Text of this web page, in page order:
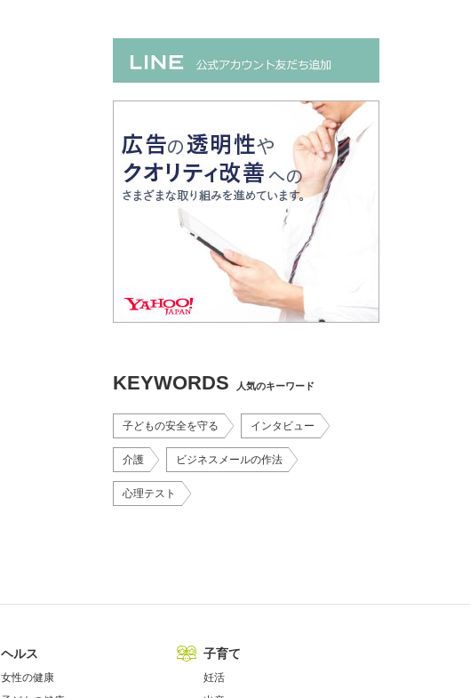
KEYWORDS 人気のキーワード
子どもの安全を守る インタビュー
介護 ビジネスメールの作法
心理テスト
ヘルス
女性の健康
子育て
妊活